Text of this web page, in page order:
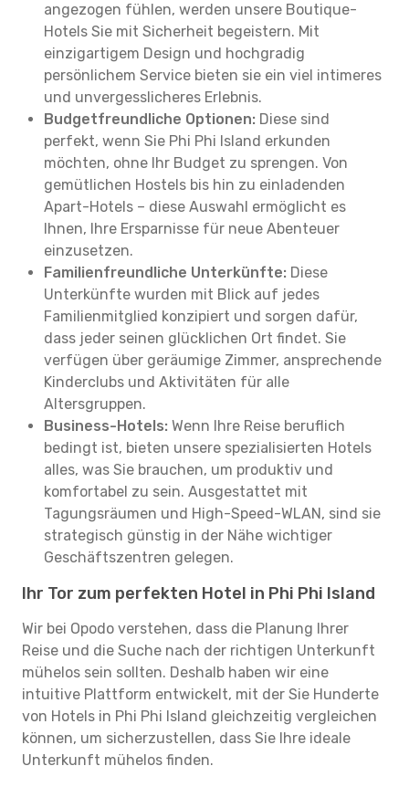
angezogen fühlen, werden unsere Boutique-
Hotels Sie mit Sicherheit begeistern. Mit
einzigartigem Design und hochgradig
persönlichem Service bieten sie ein viel intimeres
und unvergesslicheres Erlebnis.
Budgetfreundliche Optionen: Diese sind
perfekt, wenn Sie Phi Phi Island erkunden
möchten, ohne Ihr Budget zu sprengen. Von
gemütlichen Hostels bis hin zu einladenden
Apart-Hotels – diese Auswahl ermöglicht es
Ihnen, Ihre Ersparnisse für neue Abenteuer
einzusetzen.
Familienfreundliche Unterkünfte: Diese
Unterkünfte wurden mit Blick auf jedes
Familienmitglied konzipiert und sorgen dafür,
dass jeder seinen glücklichen Ort findet. Sie
verfügen über geräumige Zimmer, ansprechende
Kinderclubs und Aktivitäten für alle
Altersgruppen.
Business-Hotels: Wenn Ihre Reise beruflich
bedingt ist, bieten unsere spezialisierten Hotels
alles, was Sie brauchen, um produktiv und
komfortabel zu sein. Ausgestattet mit
Tagungsräumen und High-Speed-WLAN, sind sie
strategisch günstig in der Nähe wichtiger
Geschäftszentren gelegen.
Ihr Tor zum perfekten Hotel in Phi Phi Island
Wir bei Opodo verstehen, dass die Planung Ihrer
Reise und die Suche nach der richtigen Unterkunft
mühelos sein sollten. Deshalb haben wir eine
intuitive Plattform entwickelt, mit der Sie Hunderte
von Hotels in Phi Phi Island gleichzeitig vergleichen
können, um sicherzustellen, dass Sie Ihre ideale
Unterkunft mühelos finden.